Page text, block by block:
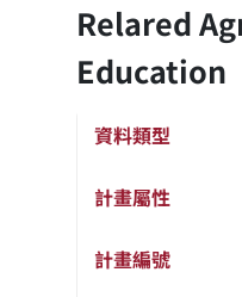
Relared
Education
資料類型
計畫屬性
計畫編號